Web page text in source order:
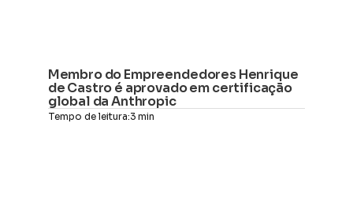
Membro do Empreendedores Henrique
de Castro é aprovado em certificação
global da Anthropic
Tempo de leitura:3 min